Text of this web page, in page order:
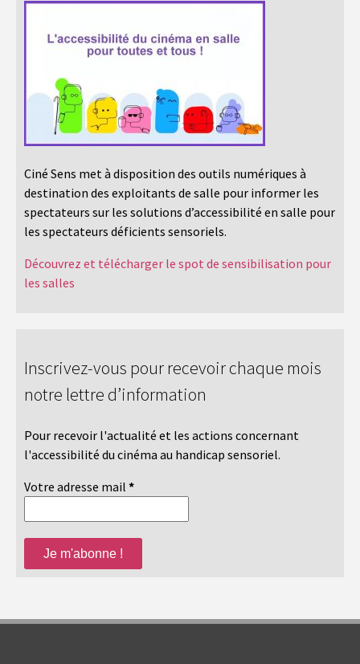
Ciné Sens met à disposition des outils numériques à
destination des exploitants de salle pour informer les
spectateurs sur les solutions d’accessibilité en salle pour
les spectateurs déficients sensoriels.
Découvrez et télécharger le spot de sensibilisation pour
les salles
Inscrivez-vous pour recevoir chaque mois
notre lettre d’information
Pour recevoir l'actualité et les actions concernant
l'accessibilité du cinéma au handicap sensoriel.
Votre adresse mail *